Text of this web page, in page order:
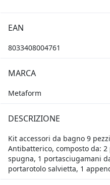
EAN
8033408004761
MARCA
Metaform
DESCRIZIONE
Kit accessori da bagno 9
Antibatterico, composto da:
spugna, 1 portasciugamani
portarotolo salvietta, 1